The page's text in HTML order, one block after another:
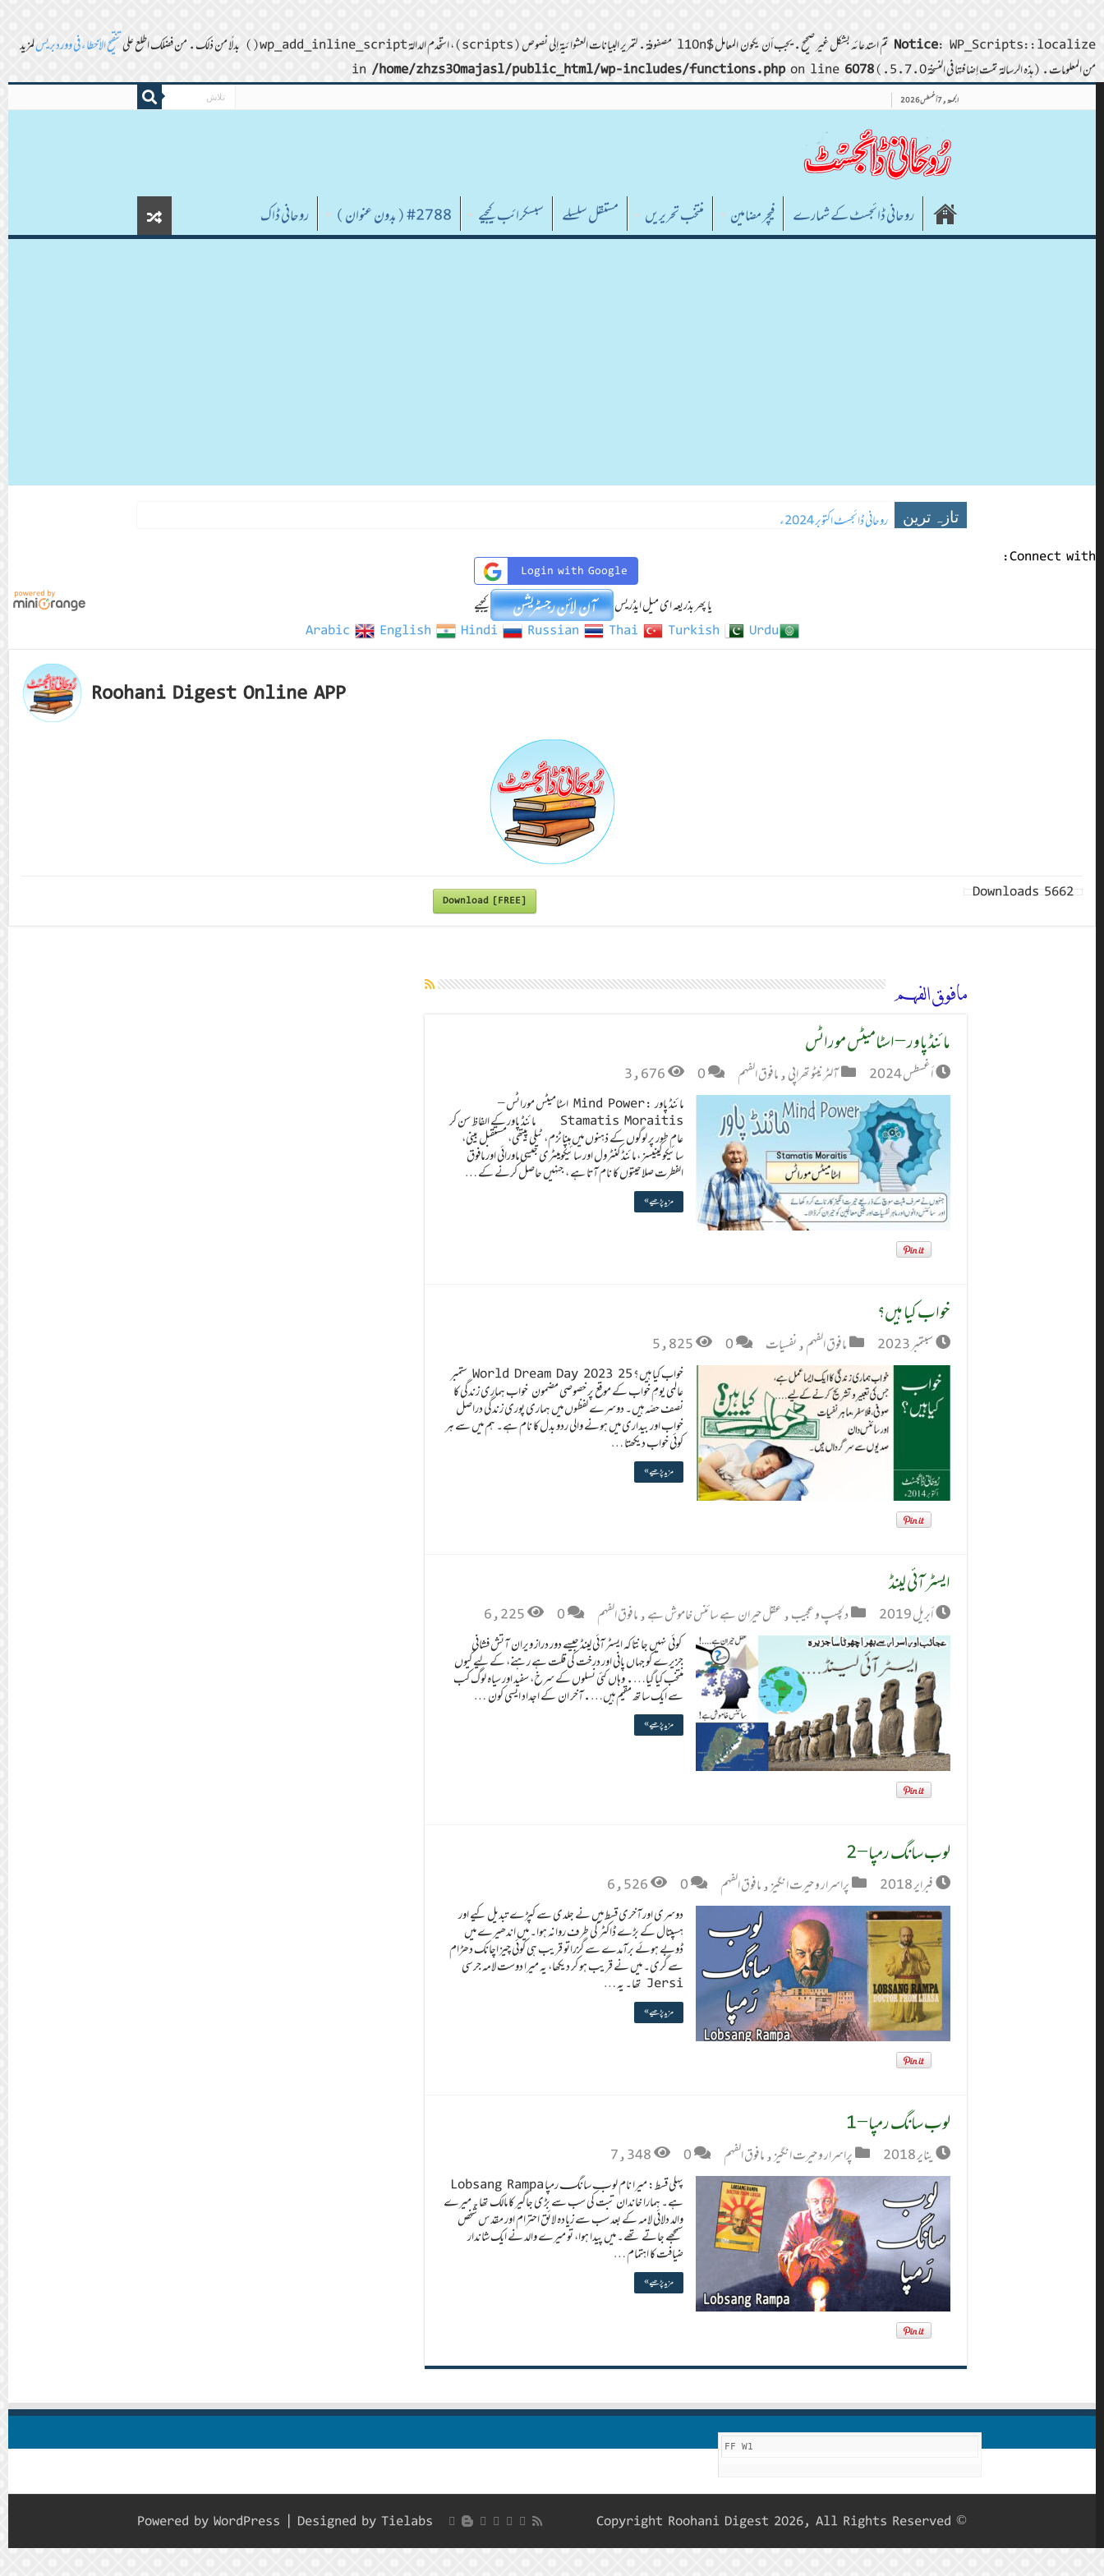
Notice: WP_Scripts::localize تمّ استدعائه بشكل غير صحيح. يجب أن يكون المعامل $l10n مصفوفة. لتمرير البيانات العشوائية إلى نصوص (scripts)، استخدم الدالة wp_add_inline_script() بدلًا من ذلك. من فضلك اطلع على تنقيح الأخطاء في ووردبريسلمزيد
من المعلومات. (هذه الرسالة تمّت إضافتها في النسخة 5.7.0.) in
/home/zhzs30majasl/public_html/wp-includes/functions.phpon line 6078
الجمعة , 7 أغسطس 2026
روحانی ڈائجسٹ کے شمارے فیچر مضامین منتخب تحریریں مستقل سلسلے سبسکرائب کیجیے #2788 (بدون عنوان) روحانی ڈاک
تازہ ترین
روحانی ڈائجسٹ اکتوبر 2024ء
Connect with:
Login with Google
یا پھر بذریعہ ای میل ایڈریس
کیجیے
Arabic
English Hindi Russian Thai Turkish Urdu
Roohani Digest Online APP
Download [FREE] 5662
Downloads
مافوق الفہم
مائنڈ پاور – اسٹامیٹس موراٹس
أغسطس 2024 آلٹر نیٹو تھراپی,مافوق الفہم 0
3,676
مائنڈ پاور : Mind Power اسٹامیٹس موراٹس –
Stamatis Moraitis مائنڈ پاور کے الفاظ سن کر
عام طور پر لوگوں کے ذہنوں میں ہپناٹزم، ٹیلی پیتھی، مستقبل بینی،
سائیکوکینیسز ، مائنڈ کنٹرول اور سائیکومیٹری جیسی ماورائی اور مافوق
الفطرت صلاحیتوں کا نام آتا ہے ، جنہیں حاصل کرنے کے …
مزید پڑھیے »
خواب کیا ہیں؟
سبتمبر 2023 مافوق الفہم,نفسیات 0
5,825
خواب کیا ہیں؟ World Dream Day 2023 25 ستمبر
عالمی یومِ خواب کے موقع پر خصوصی مضمون خواب ہماری زندگی کا
نصف حصّہ ہیں۔ دوسرے لفظوں میں ہماری پوری زندگی دراصل
خواب اور بیداری میں ہونے والی ردو بدل کا نام ہے۔ ہم میں سے ہر
کوئی خواب دیکھتا …
مزید پڑھیے »
ایسٹر آئی لینڈ
أبريل 2019 دلچسپ و عجیب,عقل حیران ہے سائنس خاموش ہے,مافوق الفہم 0
6,225
کوئی نہیں جانتا کہ ایسٹر آئی لینڈ جیسے دور دراز ویران آتش فشانی
جزیرے کو جہاں پانی اور درخت کی قلت ہے رہنے، کے لیے کیوں
منتخب کیا گیا…. وہاں کئی نسلوں کے سرخ، سفید اور سیاہ لوگ کب
سے ایک ساتھ مقیم ہیں….آخر ان کے اجداد ایسی کون …
مزید پڑھیے »
لوب سانگ رمپا – 2
فبراير 2018 پراسرار و حیرت انگیز,مافوق الفہم 0
6,526
دوسری اور آخری قسط میں نے جلدی سے کپڑے تبدیل کیے اور
ہسپتال کے بڑے ڈاکٹر کی طرف روانہ ہوا۔ میں اندھیرے میں
ڈوبے ہوئے برآمدے سے گزراتو قریب ہی کوئی چیز اچانک دھڑام
سے گری۔ میں نے قریب ہو کر دیکھا، یہ میرا دوست لامہ جرسی
Jersi تھا۔ یہ …
مزید پڑھیے »
لوب سانگ رمپا – 1
يناير 2018 پراسرار و حیرت انگیز,مافوق الفہم 0
7,348
پہلی قسط: میرا نام لوبـ سانگـ رمپا Lobsang Rampa
ہے۔ ہمارا خاندان تبت کی سب سے بڑی جاگیر کا مالک تھا۔ میرے
والد دلائی لامہ کے بعد سب سے زیادہ لائق احترام اور مقدس شخص
سمجھے جاتے تھے۔ میں پیدا ہوا، تو میرے والد نے ایک شاندار
ضیافت کا اہتمام …
مزید پڑھیے »
FF W1
Powered by WordPress | Designed by Tielabs © Copyright Roohani Digest 2026, All Rights Reserved